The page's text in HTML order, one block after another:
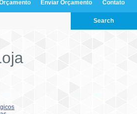
Enviar Orçamento Contato
Search